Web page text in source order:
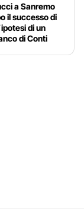
a Sanremo
il successo di
di un
di Conti